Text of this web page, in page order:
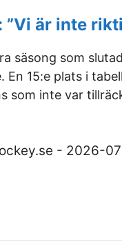
”Vi är inte
säsong som
En 15:e plats i
som inte var
- 2026-